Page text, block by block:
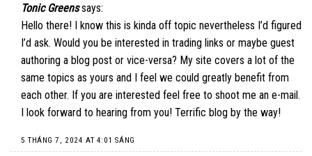
Tonic Greens says:
Hello there! I know this is kinda off topic nevertheless I’d figured
I’d ask. Would you be interested in trading links or maybe guest
authoring a blog post or vice-versa? My site covers a lot of the
same topics as yours and I feel we could greatly benefit from
each other. If you are interested feel free to shoot me an e-mail.
I look forward to hearing from you! Terrific blog by the way!
5 THÁNG 7, 2024 AT 4:01 SÁNG